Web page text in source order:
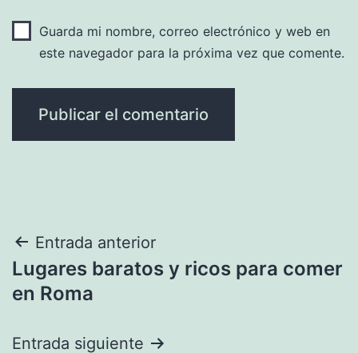
Guarda mi nombre, correo electrónico y web en
este navegador para la próxima vez que comente.
Navegación
de
Entrada anterior
Lugares baratos y ricos para comer
en Roma
Entrada siguiente